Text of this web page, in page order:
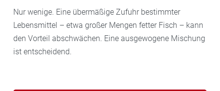
Nur wenige. Eine übermäßige Zufuhr bestimmter
Lebensmittel – etwa großer Mengen fetter Fisch – kann
den Vorteil abschwächen. Eine ausgewogene Mischung
ist entscheidend.